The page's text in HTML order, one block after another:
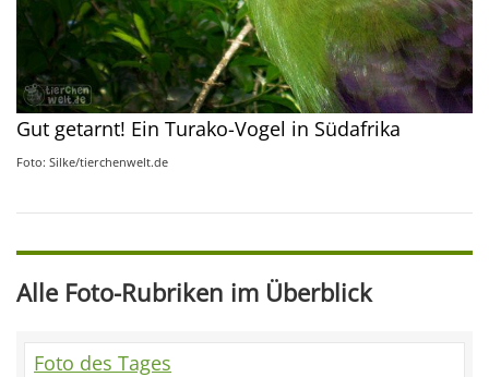
Gut getarnt! Ein Turako-Vogel in Südafrika
Foto: Silke/tierchenwelt.de
Alle Foto-Rubriken im Überblick
Foto des Tages